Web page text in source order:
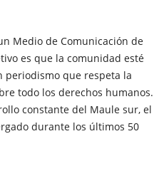
Medio de Comunicación de
es que la comunidad esté
periodismo que respeta la
todo los derechos humanos.
constante del Maule sur, el
durante los últimos 50